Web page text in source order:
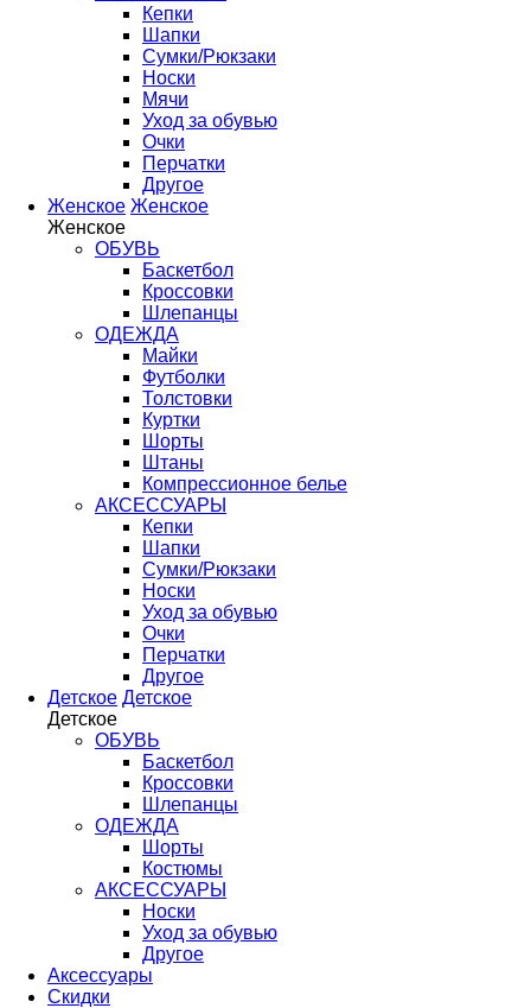
Кепки
Шапки
Сумки/Рюкзаки
Носки
Мячи
Уход за обувью
Очки
Перчатки
Другое
Женское Женское
Женское
ОБУВЬ
Баскетбол
Кроссовки
Шлепанцы
ОДЕЖДА
Майки
Футболки
Толстовки
Куртки
Шорты
Штаны
Компрессионное белье
АКСЕССУАРЫ
Кепки
Шапки
Сумки/Рюкзаки
Носки
Уход за обувью
Очки
Перчатки
Другое
Детское Детское
Детское
ОБУВЬ
Баскетбол
Кроссовки
Шлепанцы
ОДЕЖДА
Шорты
Костюмы
АКСЕССУАРЫ
Носки
Уход за обувью
Другое
Аксессуары
Скидки